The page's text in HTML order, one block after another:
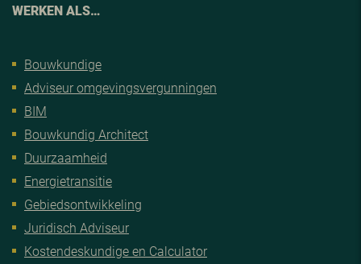
WERKEN ALS…
Bouwkundige
Adviseur omgevingsvergunningen
BIM
Bouwkundig Architect
Duurzaamheid
Energietransitie
Gebiedsontwikkeling
Juridisch Adviseur
Kostendeskundige en Calculator